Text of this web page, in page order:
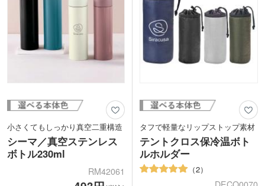
小さくてもしっかり真空二重構造
シーマ／真空ステンレス
ボトル230ml
RM42061
タフで軽量なリップストップ素材
テントクロス保冷温ボト
ルホルダー
2